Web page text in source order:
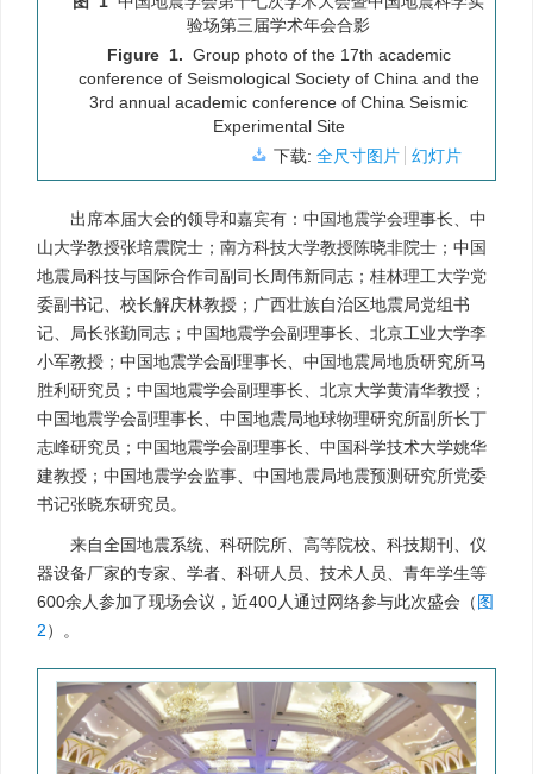
验场第三届学术年会合影
Figure 1. Group photo of the 17th academic
conference of Seismological Society of China and the
3rd annual academic conference of China Seismic
Experimental Site
下载: 全尺寸图片 幻灯片
出席本届大会的领导和嘉宾有：中国地震学会理事长、中
山大学教授张培震院士；南方科技大学教授陈晓非院士；中国
地震局科技与国际合作司副司长周伟新同志；桂林理工大学党
委副书记、校长解庆林教授；广西壮族自治区地震局党组书
记、局长张勤同志；中国地震学会副理事长、北京工业大学李
小军教授；中国地震学会副理事长、中国地震局地质研究所马
胜利研究员；中国地震学会副理事长、北京大学黄清华教授；
中国地震学会副理事长、中国地震局地球物理研究所副所长丁
志峰研究员；中国地震学会副理事长、中国科学技术大学姚华
建教授；中国地震学会监事、中国地震局地震预测研究所党委
书记张晓东研究员。
来自全国地震系统、科研院所、高等院校、科技期刊、仪
器设备厂家的专家、学者、科研人员、技术人员、青年学生等
600余人参加了现场会议，近400人通过网络参与此次盛会（图
2）。